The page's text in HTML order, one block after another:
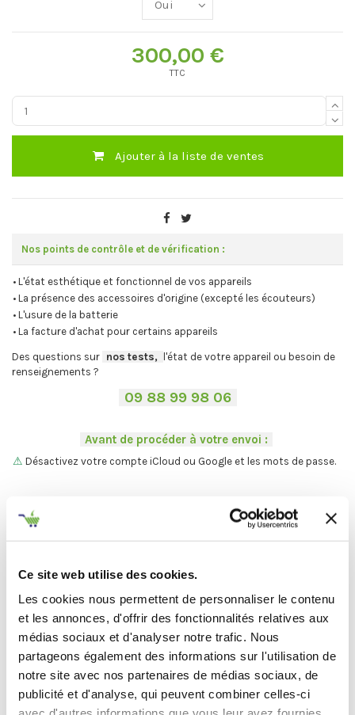
Ce site web utilise des cookies.
Les cookies nous permettent de personnaliser le contenu
et les annonces, d'offrir des fonctionnalités relatives aux
médias sociaux et d'analyser notre trafic. Nous
partageons également des informations sur l'utilisation de
notre site avec nos partenaires de médias sociaux, de
publicité et d'analyse, qui peuvent combiner celles-ci
300,00 €
TTC
Ajouter à la liste de ventes
Nos points de contrôle et de vérification :
• L'état esthétique et fonctionnel de vos appareils
• La présence des accessoires d'origine (excepté les écouteurs)
• L'usure de la batterie
• La facture d'achat pour certains appareils
Des questions sur nos tests,
l'état de votre appareil ou besoin de
renseignements ?
09 88 99 98 06-
Avant de procéder à votre envoi :
⚠ Désactivez votre compte iCloud ou Google et les mots de passe.
C'est par ici.
Et maintenant... ♫
Définir l'état de votre produit
-Avant de procéder à votre envoi :-